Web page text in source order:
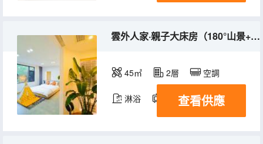
雲外人家·親子大床房（180°山景+兒童帳篷+高清影視+乾濕分離）
45㎡ 2層 空調
淋浴 電視機
查看供應